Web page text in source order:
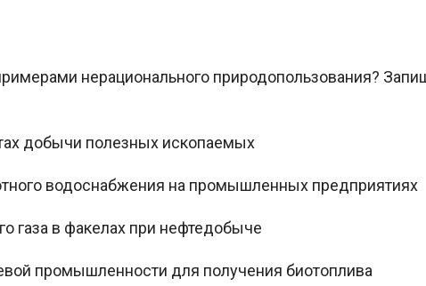
нерационального природопользования?
добычи полезных ископаемых
водоснабжения на промышленных предприятиях
газа в факелах при нефтедобыче
промышленности для получения биотоплива